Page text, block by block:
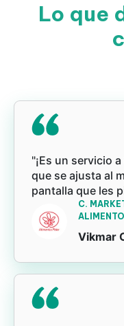
Lo que
"¡Es un servicio
que se ajusta al
pantalla que les
C.
Vikmar